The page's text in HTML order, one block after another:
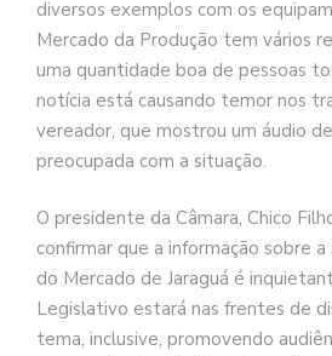
diversos exemplos com os
Mercado da Produção tem vários
uma quantidade boa de pessoas
notícia está causando temor nos
vereador, que mostrou um áudio
preocupada com a situação.
O presidente da Câmara, Chico
confirmar que a informação sobre
do Mercado de Jaraguá é
Legislativo estará nas frentes de
tema, inclusive, promovendo